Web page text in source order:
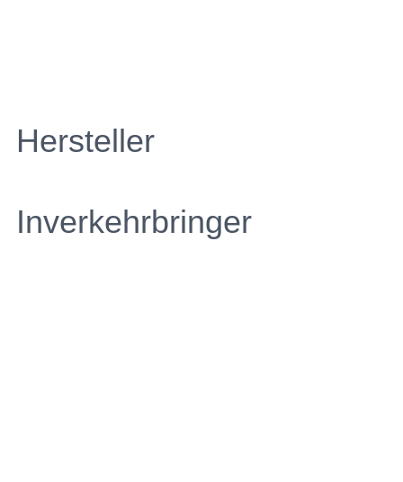
Hersteller
Inverkehrbringer